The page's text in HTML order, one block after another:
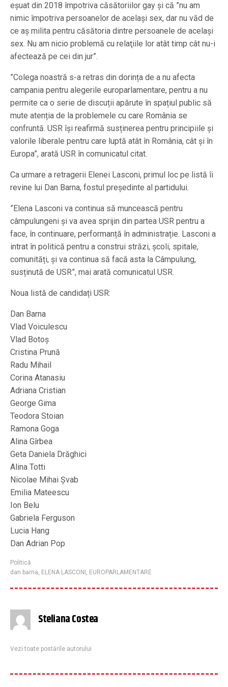
eșuat din 2018 împotriva căsătoriilor gay și că ”nu am
nimic împotriva persoanelor de acelaşi sex, dar nu văd de
ce aş milita pentru căsătoria dintre persoanele de acelaşi
sex. Nu am nicio problemă cu relaţiile lor atât timp cât nu-i
afectează pe cei din jur”.
”Colega noastră s-a retras din dorința de a nu afecta
campania pentru alegerile europarlamentare, pentru a nu
permite ca o serie de discuții apărute în spațiul public să
mute atenția de la problemele cu care România se
confruntă. USR își reafirmă susținerea pentru principiile și
valorile liberale pentru care luptă atât în România, cât și în
Europa”, arată USR în comunicatul citat.
Ca urmare a retragerii Elenei Lasconi, primul loc pe listă îi
revine lui Dan Barna, fostul președinte al partidului.
”Elena Lasconi va continua să muncească pentru
câmpulungeni și va avea sprijin din partea USR pentru a
face, în continuare, performanță în administrație. Lasconi a
intrat în politică pentru a construi străzi, școli, spitale,
comunități, și va continua să facă asta la Câmpulung,
susținută de USR”, mai arată comunicatul USR.
Noua listă de candidați USR:
Dan Barna
Vlad Voiculescu
Vlad Botoş
Cristina Prună
Radu Mihail
Corina Atanasiu
Adriana Cristian
George Gima
Teodora Stoian
Ramona Goga
Alina Gîrbea
Geta Daniela Drăghici
Alina Totti
Nicolae Mihai Şvab
Emilia Mateescu
Ion Belu
Gabriela Ferguson
Lucia Hang
Dan Adrian Pop
Politică
dan barna, ELENA LASCONI , EUROPARLAMENTARE
Steliana Costea
Vezi toate postările autorului